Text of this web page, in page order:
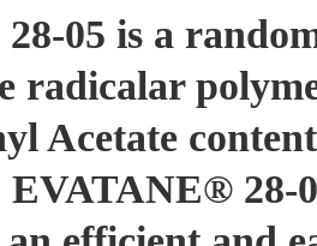
05 is a
radicalar
Acetate
28-